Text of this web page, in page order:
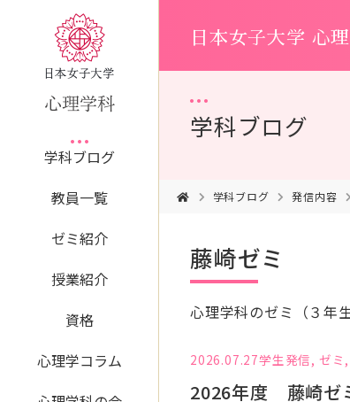
学科ブログ
教員一覧
ゼミ紹介
授業紹介
資格
心理学コラム
日本女子大学 心
学科ブログ
学科ブログ 発信内容
藤崎ゼミ
心理学科のゼミ（３年
2026.07.27学生発信, ゼミ ,
2026年度 藤崎ゼ